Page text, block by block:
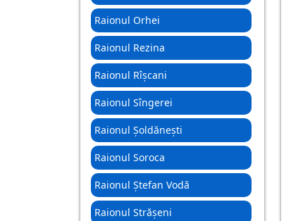
Raionul Orhei
Raionul Rezina
Raionul Rîșcani
Raionul Sîngerei
Raionul Șoldănești
Raionul Soroca
Raionul Ștefan Vodă
Raionul Strășeni